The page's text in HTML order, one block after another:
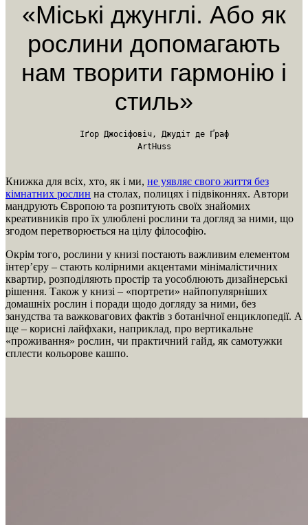
«Міські джунглі. Або як
рослини допомагають
нам творити гармонію і
стиль»
Іґор Джосіфовіч, Джудіт де Ґраф
ArtHuss
Книжка для всіх, хто, як і ми, не уявляє свого життя без
кімнатних рослин на столах, полицях і підвіконнях. Автори
мандрують Європою та розпитують своїх знайомих
креативників про їх улюблені рослини та догляд за ними, що
згодом перетворюється на цілу філософію.
Окрім того, рослини у книзі постають важливим елементом
інтер’єру – стають колірними акцентами мінімалістичних
квартир, розподіляють простір та уособлюють дизайнерські
рішення. Також у книзі – «портрети» найпопулярніших
домашніх рослин і поради щодо догляду за ними, без
занудства та важковагових фактів з ботанічної енциклопедії. А
ще – корисні лайфхаки, наприклад, про вертикальне
«проживання» рослин, чи практичний гайд, як самотужки
сплести кольорове кашпо.